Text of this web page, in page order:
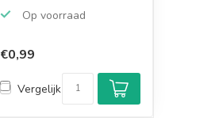
Op voorraad
€0,99
Vergelijk